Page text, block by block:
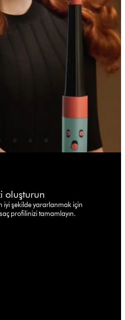
oluşturun
iyi şekilde yararlanmak için
profilinizi tamamlayın.